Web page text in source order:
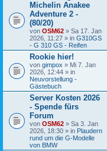
Michelin Anakee
Adventure 2 -
(80/20)
von OSM62 » Sa 17. Jan
2026, 11:27 » in G310GS
- G 310 GS - Reifen
Rookie hier!
von gimpox » Mi 7. Jan
2026, 12:44 » in
Neuvorstellung -
Gästebuch
Server Kosten 2026
- Spende fürs
Forum
von OSM62 » Sa 3. Jan
2026, 18:30 » in Plaudern
rund um die G-Modelle
von BMW